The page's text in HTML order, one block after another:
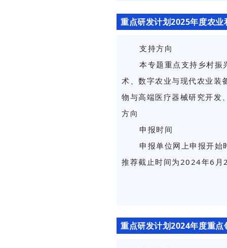
重点研发计划2025年度农
支持方向
本专题重点支持乡村振
术、数字农业与现代农业装
物与高端医疗器械研究开发
方向
申报时间
申报单位网上申报开
推荐截止时间为2024年6
重点研发计划2024年度重